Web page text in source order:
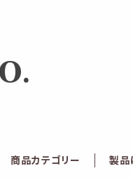
商品カテゴリー 製品